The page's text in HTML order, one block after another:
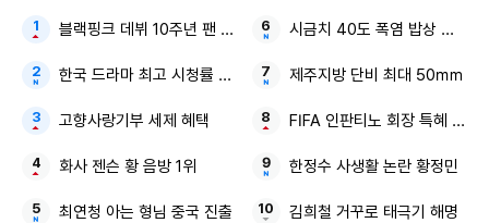
블랙핑크 데뷔 10주년 팬 이벤트
한국 드라마 최고 시청률 초호화 캐스팅
고향사랑기부 세제 혜택
화사 젠슨 황 음방 1위
최연청 아는 형님 중국 진출
시금치 40도 폭염 밥상 물가
제주지방 단비 최대 50㎜
FIFA 인판티노 회장 특혜 의혹
한정수 사생활 논란 황정민
김희철 거꾸로 태극기 해명